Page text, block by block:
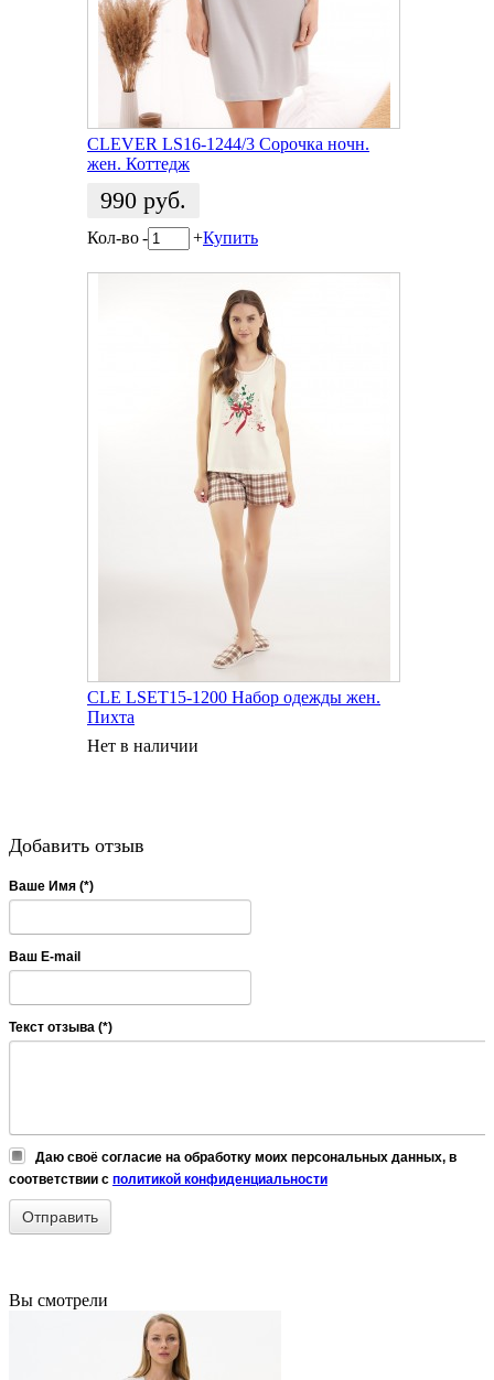
CLEVER LS16-1244/3 Сорочка ночн.
жен. Коттедж
990 руб.
Кол-во- +Купить
CLE LSET15-1200 Набор одежды жен.
Пихта
Нет в наличии
Добавить отзыв
Ваше Имя (*)
Ваш E-mail
Текст отзыва (*)
Даю своё согласие на обработку моих персональных данных, в
соответствии с политикой конфиденциальности
Вы смотрели